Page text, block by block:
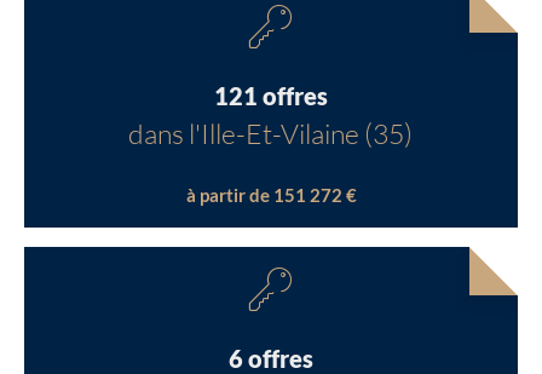
121 offres
dans l'Ille-Et-Vilaine (35)
à partir de 151 272 €
6 offres